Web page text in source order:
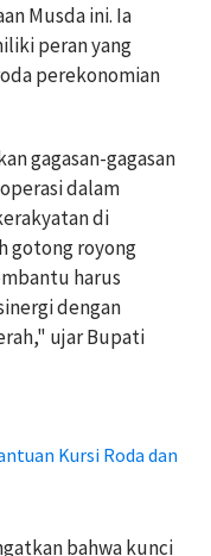
Musda ini. Ia
peran yang
perekonomian
gagasan-gagasan
dalam
di
gotong royong
harus
dengan
ujar Bupati
Kursi Roda dan
bahwa kunci